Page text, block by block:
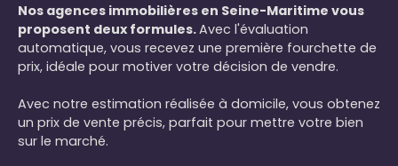
Nos agences immobilières en Seine-Maritime vous
proposent deux formules.Avec l'évaluation
automatique, vous recevez une première fourchette de
prix, idéale pour motiver votre décision de vendre.
Avec notre estimation réalisée à domicile, vous obtenez
un prix de vente précis, parfait pour mettre votre bien
sur le marché.